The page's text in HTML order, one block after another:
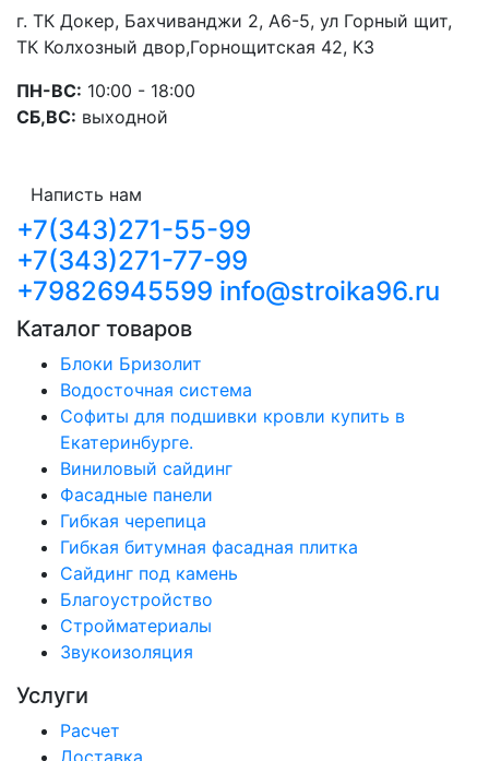
г. ТК Докер, Бахчиванджи 2, А6-5, ул Горный щит,
ТК Колхозный двор,Горнощитская 42, К3
ПН-ВС: 10:00 - 18:00
СБ,ВС: выходной
Написть нам
+7(343)271-55-99
+7(343)271-77-99
+79826945599 info@stroika96.ru
Каталог товаров
Блоки Бризолит
Водосточная система
Софиты для подшивки кровли купить в
Екатеринбурге.
Виниловый сайдинг
Фасадные панели
Гибкая черепица
Гибкая битумная фасадная плитка
Сайдинг под камень
Благоустройство
Стройматериалы
Звукоизоляция
Услуги
Расчет
Доставка